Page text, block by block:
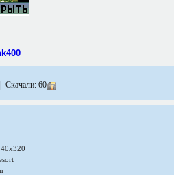
| Скачали: 60